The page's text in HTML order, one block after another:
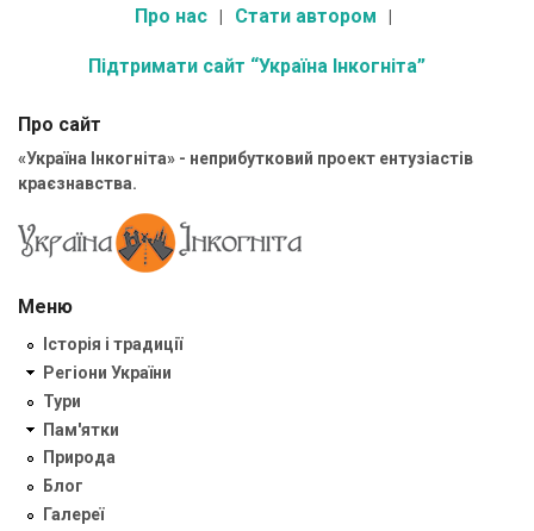
Про нас Стати автором
Підтримати сайт “Україна Інкогніта”
Про сайт
«Україна Інкогніта» - неприбутковий проект ентузіастів
краєзнавства.
Меню
Історія і традиції
Регіони України
Тури
Пам'ятки
Природа
Блог
Галереї